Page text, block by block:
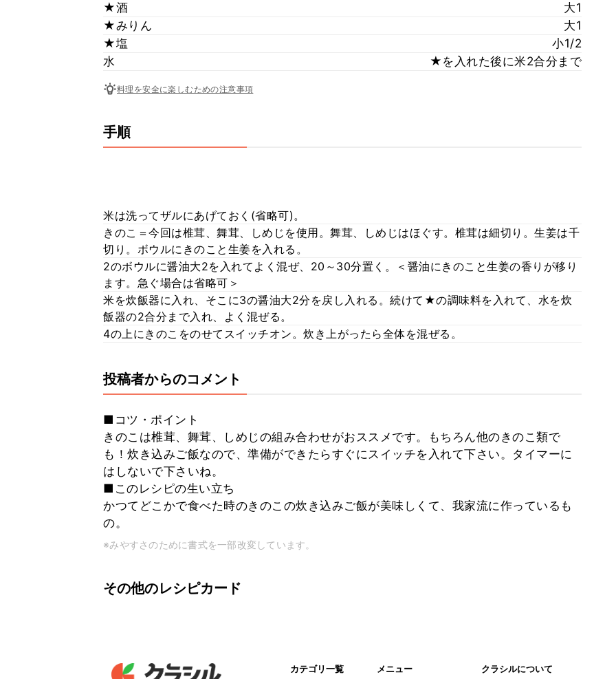
★酒
大1
★みりん
大1
★塩
小1/2
水
★を入れた後に米2合分まで
料理を安全に楽しむための注意事項
手順
米は洗ってザルにあげておく(省略可)。
きのこ＝今回は椎茸、舞茸、しめじを使用。舞茸、しめじはほぐす。椎茸は細切り。生姜は千
切り。ボウルにきのこと生姜を入れる。
2のボウルに醤油大2を入れてよく混ぜ、20～30分置く。＜醤油にきのこと生姜の香りが移り
ます。急ぐ場合は省略可＞
米を炊飯器に入れ、そこに3の醤油大2分を戻し入れる。続けて★の調味料を入れて、水を炊
飯器の2合分まで入れ、よく混ぜる。
4の上にきのこをのせてスイッチオン。炊き上がったら全体を混ぜる。
投稿者からのコメント
■コツ・ポイント
きのこは椎茸、舞茸、しめじの組み合わせがおススメです。もちろん他のきのこ類で
も！炊き込みご飯なので、準備ができたらすぐにスイッチを入れて下さい。タイマーに
はしないで下さいね。
■このレシピの生い立ち
かつてどこかで食べた時のきのこの炊き込みご飯が美味しくて、我家流に作っているも
の。
※みやすさのために書式を一部改変しています。
その他のレシピカード
カテゴリ一覧 メニュー クラシルについて